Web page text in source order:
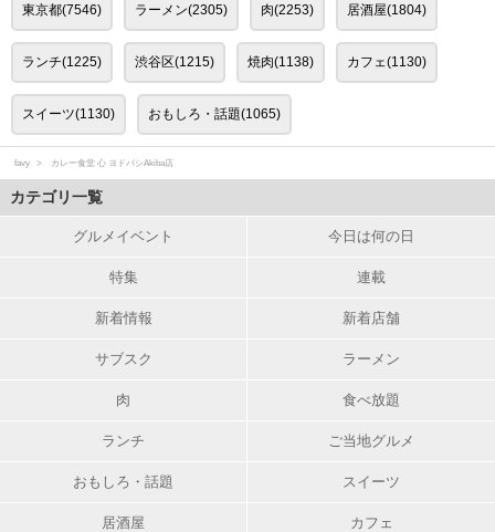
東京都(7546) ラーメン(2305) 肉(2253) 居酒屋(1804)
ランチ(1225) 渋谷区(1215) 焼肉(1138) カフェ(1130)
スイーツ(1130) おもしろ・話題(1065)
favy カレー食堂 心 ヨドバシAkiba店
カテゴリ一覧
グルメイベント 今日は何の日
特集 連載
新着情報 新着店舗
サブスク ラーメン
肉 食べ放題
ランチ ご当地グルメ
おもしろ・話題 スイーツ
居酒屋 カフェ